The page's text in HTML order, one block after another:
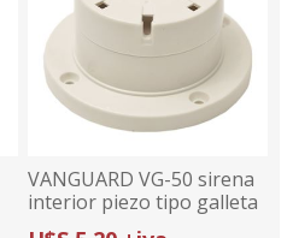
VANGUARD VG-50 sirena
interior piezo tipo galleta
blanca